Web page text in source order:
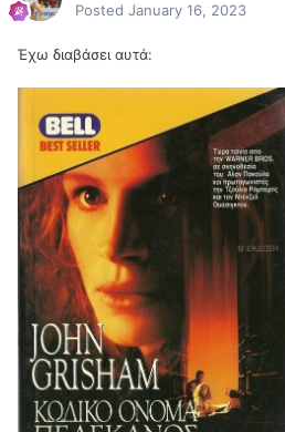
Posted January 16, 2023
Έχω διαβάσει αυτά: